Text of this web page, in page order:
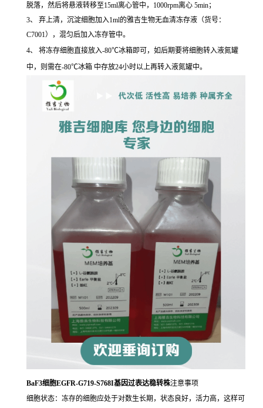
脱落，然后将悬液转移至15ml离心管中，1000rpm离心 5min；
3、 弃上清，沉淀细胞加入1ml的雅吉生物无血清冻存液（货号：
C7001），混匀后加入冻存管中。
4、 将冻存细胞直接放入-80℃冰箱即可，如后期要将细胞转入液氮罐
中，则需在-80℃冰箱 中存放24小时以上再转入液氮罐中。
BaF3细胞EGFR-G719-S768I基因过表达稳转株注意事项
细胞状态：冻存的细胞应处于对数生长期，状态良好，活力高，这样可